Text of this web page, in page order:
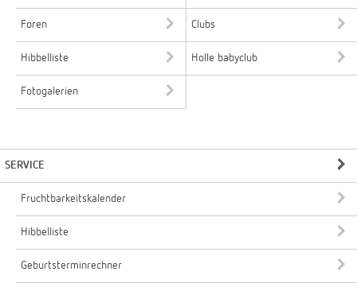
Foren Clubs
Hibbelliste Holle babyclub
Fotogalerien
SERVICE
Fruchtbarkeitskalender
Hibbelliste
Geburtsterminrechner